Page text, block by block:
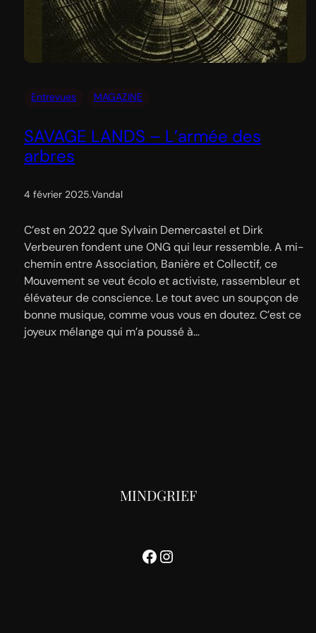
Entrevues MAGAZINE
SAVAGE LANDS – L’armée des
arbres
4 février 2025.Vandal
C’est en 2022 que Sylvain Demercastel et Dirk
Verbeuren fondent une ONG qui leur ressemble. A mi-
chemin entre Association, Banière et Collectif, ce
Mouvement se veut écolo et activiste, rassembleur et
élévateur de conscience. Le tout avec un soupçon de
bonne musique, comme vous vous en doutez. C’est ce
joyeux mélange qui m’a poussé à…
MINDGRIEF
Facebook
Instagram